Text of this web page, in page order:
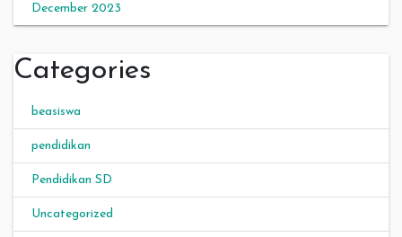
December 2023
Categories
beasiswa
pendidikan
Pendidikan SD
Uncategorized